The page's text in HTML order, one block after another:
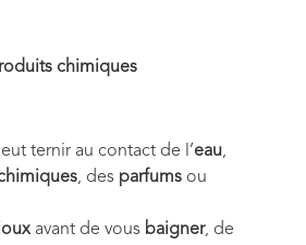
chimiques
ternir au contact de l’eau,
, des parfums ou
avant de vous baigner, de